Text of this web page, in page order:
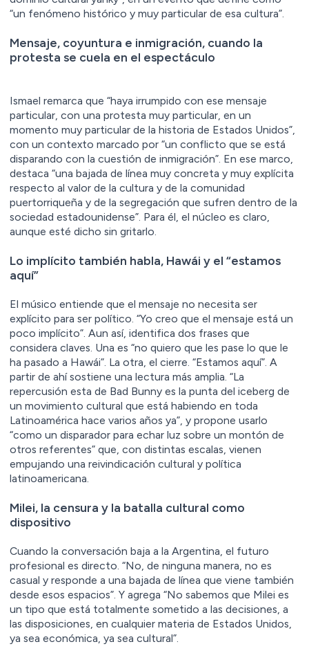
“un fenómeno histórico y muy particular de esa cultura”.
Mensaje, coyuntura e inmigración, cuando la
protesta se cuela en el espectáculo
Ismael remarca que “haya irrumpido con ese mensaje
particular, con una protesta muy particular, en un
momento muy particular de la historia de Estados Unidos”,
con un contexto marcado por “un conflicto que se está
disparando con la cuestión de inmigración”. En ese marco,
destaca “una bajada de línea muy concreta y muy explícita
respecto al valor de la cultura y de la comunidad
puertorriqueña y de la segregación que sufren dentro de la
sociedad estadounidense”. Para él, el núcleo es claro,
aunque esté dicho sin gritarlo.
Lo implícito también habla, Hawái y el “estamos
aquí”
El músico entiende que el mensaje no necesita ser
explícito para ser político. “Yo creo que el mensaje está un
poco implícito”. Aun así, identifica dos frases que
considera claves. Una es “no quiero que les pase lo que le
ha pasado a Hawái”. La otra, el cierre. “Estamos aquí”. A
partir de ahí sostiene una lectura más amplia. “La
repercusión esta de Bad Bunny es la punta del iceberg de
un movimiento cultural que está habiendo en toda
Latinoamérica hace varios años ya”, y propone usarlo
“como un disparador para echar luz sobre un montón de
otros referentes” que, con distintas escalas, vienen
empujando una reivindicación cultural y política
latinoamericana.
Milei, la censura y la batalla cultural como
dispositivo
Cuando la conversación baja a la Argentina, el futuro
profesional es directo. “No, de ninguna manera, no es
casual y responde a una bajada de línea que viene también
desde esos espacios”. Y agrega “No sabemos que Milei es
un tipo que está totalmente sometido a las decisiones, a
las disposiciones, en cualquier materia de Estados Unidos,
ya sea económica, ya sea cultural”.